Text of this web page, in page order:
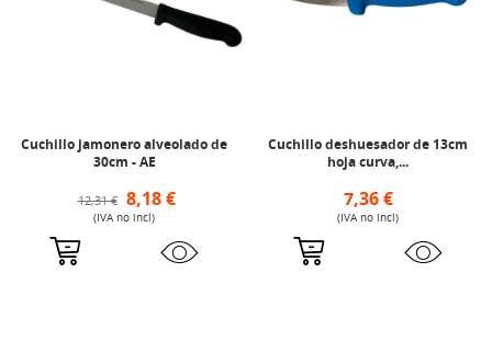
Cuchillo jamonero alveolado de
30cm - AE
12,31 € 8,18 €
(IVA no incl)
Cuchillo deshuesador de 13cm
hoja curva,...
7,36 €
(IVA no incl)